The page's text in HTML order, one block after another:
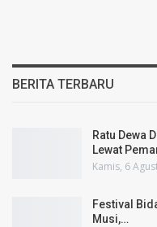
BERITA TERBARU
Ratu Dewa
Lewat
Kamis, 6
Festival
Musi,…